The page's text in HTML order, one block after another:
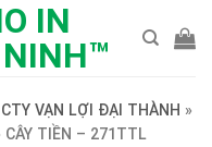
VẠN LỢI ĐẠI THÀNH »
CÂY TIỀN – 271TTL